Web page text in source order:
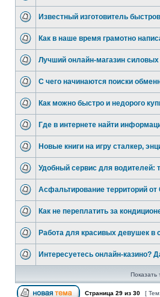
Известный изготовитель
Как в наше время грамотно
Лучший онлайн-магазин
С чего начинаются поиски
Как можно быстро и недорого
Где в интернете найти
Новые книги на игру сталкер,
Удобный сервис для водителей:
Асфальтирование территорий от
Как не переплатить за
Работа для красивых девушек в
Интересуетесь онлайн-казино?
Показать
Страница 29 из 30 [